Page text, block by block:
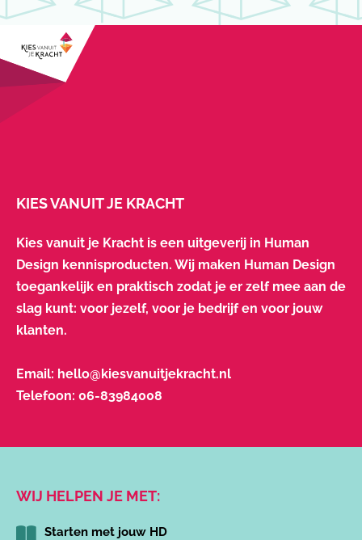
KIES VANUIT JE KRACHT
Kies vanuit je Kracht is een uitgeverij in Human
Design kennisproducten. Wij maken Human Design
toegankelijk en praktisch zodat je er zelf mee aan de
slag kunt: voor jezelf, voor je bedrijf en voor jouw
klanten.
Email: hello@kiesvanuitjekracht.nl
Telefoon: 06-83984008
WIJ HELPEN JE MET:
Starten met jouw HD